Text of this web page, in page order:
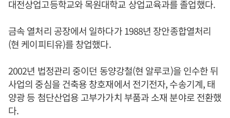
대전상업고등학교와 목원대학교 상업교육과를 졸업했다.
금속 열처리 공장에서 일하다가 1988년 장안종합열처리
(현 케이피티유)를 창업했다.
2002년 법정관리 중이던 동양강철(현 알루코)을 인수한 뒤
사업의 중심을 건축용 창호재에서 전기전자, 수송기계, 태
양광 등 첨단산업용 고부가가치 부품과 소재 분야로 전환했
다.